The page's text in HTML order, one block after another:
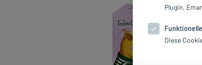
Plugin,
Diese